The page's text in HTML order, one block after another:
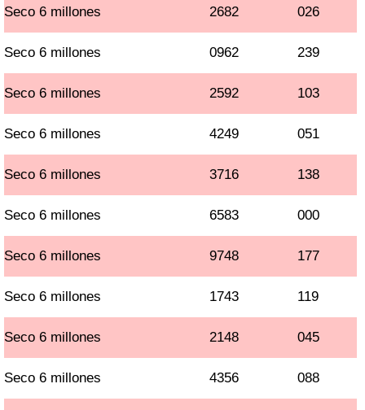
Seco 6 millones 2682 026
Seco 6 millones 0962 239
Seco 6 millones 2592 103
Seco 6 millones 4249 051
Seco 6 millones 3716 138
Seco 6 millones 6583 000
Seco 6 millones 9748 177
Seco 6 millones 1743 119
Seco 6 millones 2148 045
Seco 6 millones 4356 088